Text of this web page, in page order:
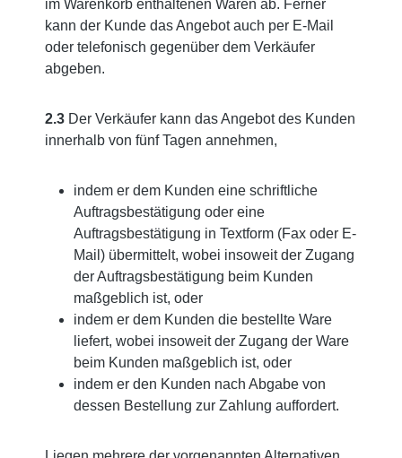
im Warenkorb enthaltenen Waren ab. Ferner
kann der Kunde das Angebot auch per E-Mail
oder telefonisch gegenüber dem Verkäufer
abgeben.
2.3 Der Verkäufer kann das Angebot des Kunden
innerhalb von fünf Tagen annehmen,
indem er dem Kunden eine schriftliche
Auftragsbestätigung oder eine
Auftragsbestätigung in Textform (Fax oder E-
Mail) übermittelt, wobei insoweit der Zugang
der Auftragsbestätigung beim Kunden
maßgeblich ist, oder
indem er dem Kunden die bestellte Ware
liefert, wobei insoweit der Zugang der Ware
beim Kunden maßgeblich ist, oder
indem er den Kunden nach Abgabe von
dessen Bestellung zur Zahlung auffordert.